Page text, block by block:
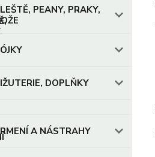
PEANY, PRAKY,
DOPLŇKY
A NÁSTRAHY